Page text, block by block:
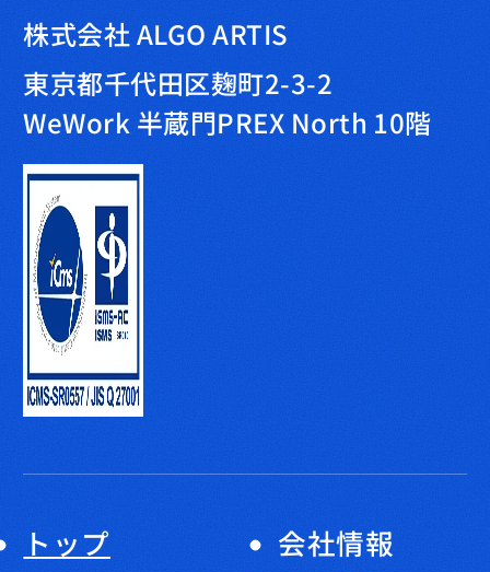
株式会社 ALGO ARTIS
東京都千代田区麹町2-3-2
WeWork 半蔵門PREX North 10階
トップ
会社情報